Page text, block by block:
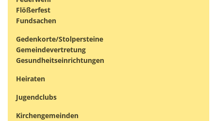
Flößerfest
Fundsachen
Gedenkorte/Stolpersteine
Gemeindevertretung
Gesundheitseinrichtungen
Heiraten
Jugendclubs
Kirchengemeinden